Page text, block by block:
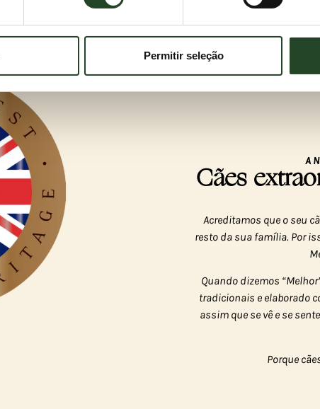
Permitir seleção
A
Cães
Acreditamos que o seu
resto da sua família. Por
Quando dizemos
tradicionais e elaborado
assim que se vê e se
Porque